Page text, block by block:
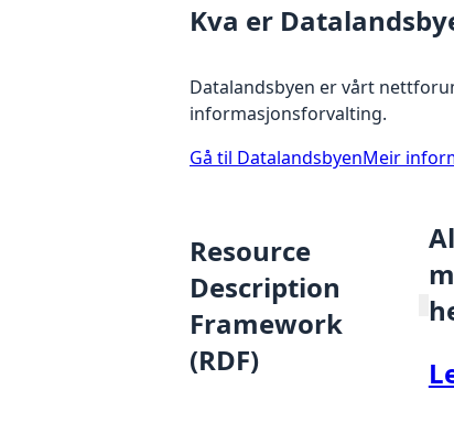
Kva er
Datalandsbyen er vårt
informasjonsforvalting.
Gå til DatalandsbyenMeir
Resource
Description
Framework
(RDF)